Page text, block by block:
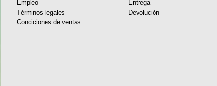
Empleo
Términos legales
Condiciones de ventas
Entrega
Devolución